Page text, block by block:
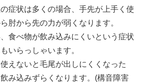
症状は多くの場合、手先が上手く使
肘から先の力が弱くなります。
食べ物が飲み込みにくいという症状
いらっしゃいます。
えないと毛尾が出しにくくなった
み込みずらくなります。(構音障害